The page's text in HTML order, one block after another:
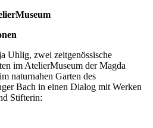
Uhlig, zwei zeitgenössische
im AtelierMuseum der Magda
naturnahen Garten des
Bach in einen Dialog mit Werken
Stifterin: